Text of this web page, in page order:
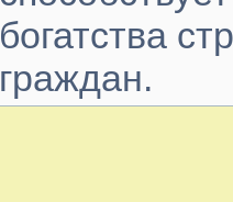
богатства
граждан.